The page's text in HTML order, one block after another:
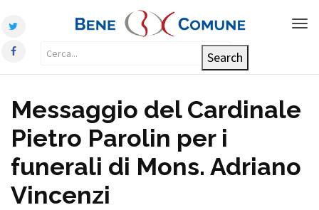
Messaggio del Cardinale
Pietro Parolin per i
funerali di Mons. Adriano
Vincenzi